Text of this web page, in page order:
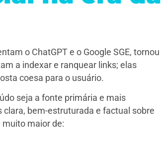
o ChatGPT e o Google SGE, tornou
a indexar e ranquear links; elas
coesa para o usuário.
seja a fonte primária e mais
bem-estruturada e factual sobre
maior de: